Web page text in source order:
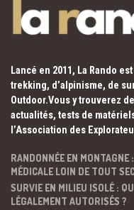
Lancé en 2011, La Rando
trekking, d’alpinisme, de
Outdoor.Vous y trouverez
actualités, tests de
l’Association des
RANDONNÉE EN MONTAGNE
MÉDICALE LOIN DE TOUT
SURVIE EN MILIEU ISOLÉ :
LÉGALEMENT AUTORISÉS ?